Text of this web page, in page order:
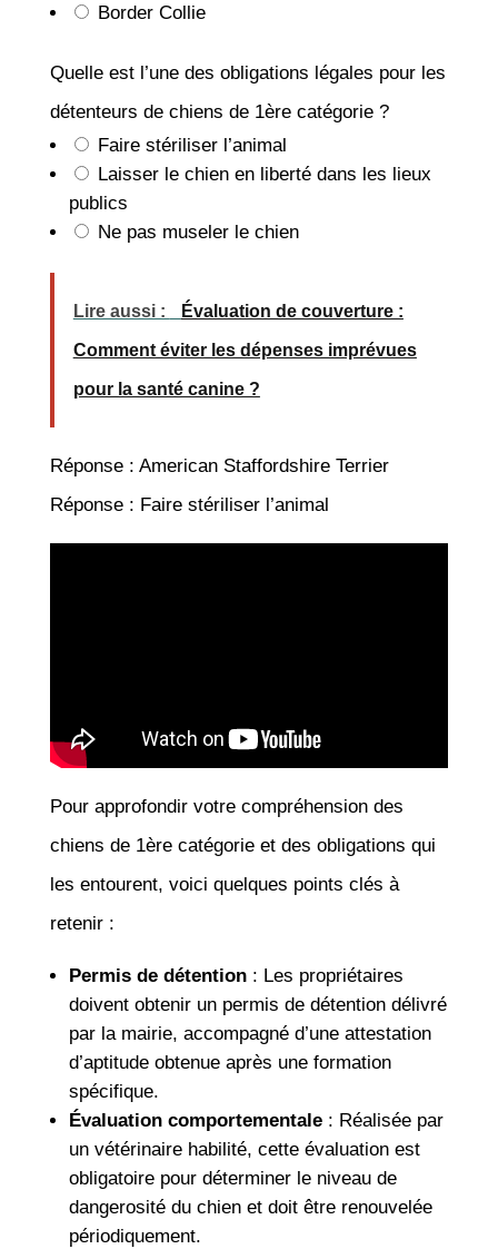
Border Collie
Quelle est l’une des obligations légales pour les
détenteurs de chiens de 1ère catégorie ?
Faire stériliser l’animal
Laisser le chien en liberté dans les lieux
publics
Ne pas museler le chien
Lire aussi : Évaluation de couverture :
Comment éviter les dépenses imprévues
pour la santé canine ?
Réponse : American Staffordshire Terrier
Réponse : Faire stériliser l’animal
Pour approfondir votre compréhension des
chiens de 1ère catégorie et des obligations qui
les entourent, voici quelques points clés à
retenir :
Permis de détention: Les propriétaires
doivent obtenir un permis de détention délivré
par la mairie, accompagné d’une attestation
d’aptitude obtenue après une formation
spécifique.
Évaluation comportementale: Réalisée par
un vétérinaire habilité, cette évaluation est
obligatoire pour déterminer le niveau de
dangerosité du chien et doit être renouvelée
périodiquement.